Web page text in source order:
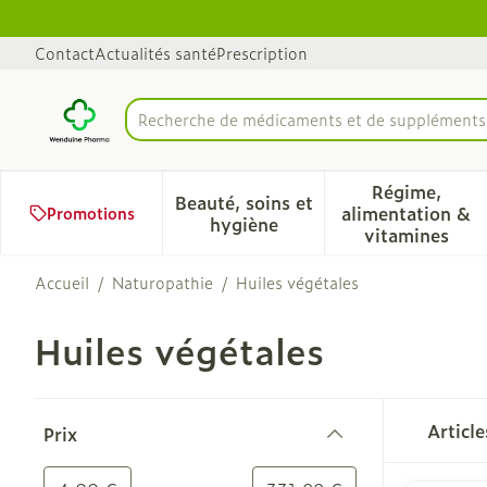
ContactActualités santéPrescription
Rechercher
Recherche de médicame
Promotions
Beauté, soins et
hygièneAfficher le sous-menu pour
Régime,
alimentation &
vitamines
Afficher
Accueil / Naturopathie / Huiles végétales
Huiles végétales
Prix